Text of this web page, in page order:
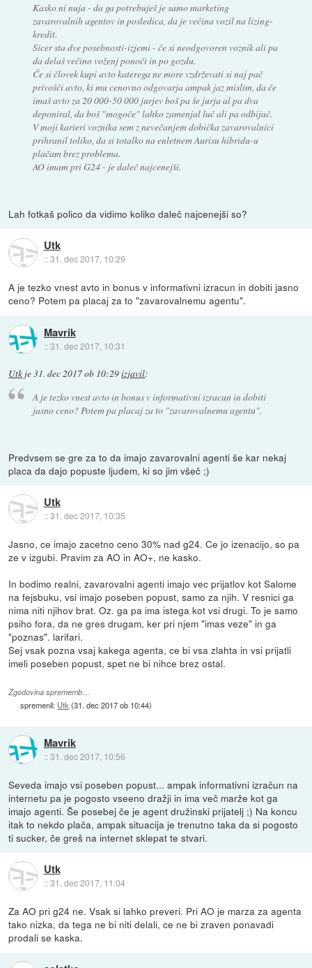
Kasko ni nuja - da ga potrebuješ je samo marketing
zavarovalnih agentov in posledica, da je večina vozil na lizing-
kredit.
Sicer sta dve posebnosti-izjemi - če si neodgovoren voznik ali pa
da delaš večino voženj ponoči in po gozdu.
Če si človek kupi avto katerega ne more vzdrževati si naj pač
privošči avto, ki mu cenovno odgovarja ampak jaz mislim, da če
imaš avto za 20 000-50 000 jurjev boš pa še jurja al pa dva
deponiral, da boš "mogoče" lahko zamenjal luč ali pa odbijač.
V moji karieri voznika sem z nevečanjem dobička zavarovalnici
prihranil toliko, da si totalko na enletnem Aurisu hibridu-u
plačam brez problema.
AO imam pri G24 - je daleč najcenejši.
Lah fotkaš polico da vidimo koliko daleč najcenejši so?
Utk
::31. dec 2017, 10:29
A je tezko vnest avto in bonus v informativni izracun in dobiti jasno
ceno? Potem pa placaj za to "zavarovalnemu agentu".
Mavrik
::31. dec 2017, 10:31
Utk je31. dec 2017 ob 10:29izjavil:
A je tezko vnest avto in bonus v informativni izracun in dobiti
jasno ceno? Potem pa placaj za to "zavarovalnemu agentu".
Predvsem se gre za to da imajo zavarovalni agenti še kar nekaj
placa da dajo popuste ljudem, ki so jim všeč ;)
Utk
::31. dec 2017, 10:35
Jasno, ce imajo zacetno ceno 30% nad g24. Ce jo izenacijo, so pa
ze v izgubi. Pravim za AO in AO+, ne kasko.
In bodimo realni, zavarovalni agenti imajo vec prijatlov kot Salome
na fejsbuku, vsi imajo poseben popust, samo za njih. V resnici ga
nima niti njihov brat. Oz. ga pa ima istega kot vsi drugi. To je samo
psiho fora, da ne gres drugam, ker pri njem "imas veze" in ga
"poznas". larifari.
Sej vsak pozna vsaj kakega agenta, ce bi vsa zlahta in vsi prijatli
imeli poseben popust, spet ne bi nihce brez ostal.
Zgodovina sprememb…
spremenil: Utk (31. dec 2017 ob 10:44)
Mavrik
::31. dec 2017, 10:56
Seveda imajo vsi poseben popust... ampak informativni izračun na
internetu pa je pogosto vseeno dražji in ima več marže kot ga
imajo agenti. Še posebej če je agent družinski prijatelj ;) Na koncu
itak to nekdo plača, ampak situacija je trenutno taka da si pogosto
ti sucker, če greš na internet sklepat te stvari.
Utk
::31. dec 2017, 11:04
Za AO pri g24 ne. Vsak si lahko preveri. Pri AO je marza za agenta
tako nizka, da tega ne bi niti delali, ce ne bi zraven ponavadi
prodali se kaska.